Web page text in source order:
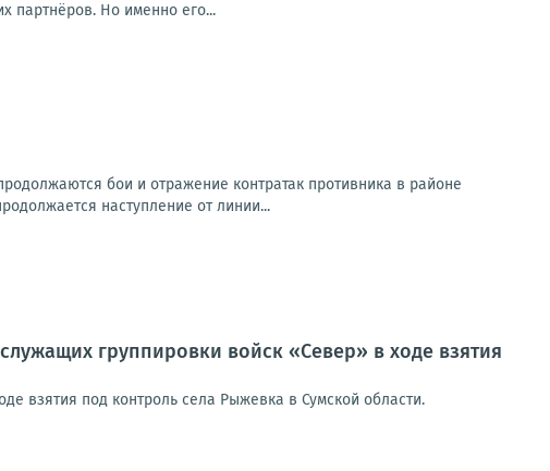
партнёров. Но именно его...
бои и отражение контратак противника в районе
наступление от линии...
группировки войск «Север» в ходе взятия
взятия под контроль села Рыжевка в Сумской области.